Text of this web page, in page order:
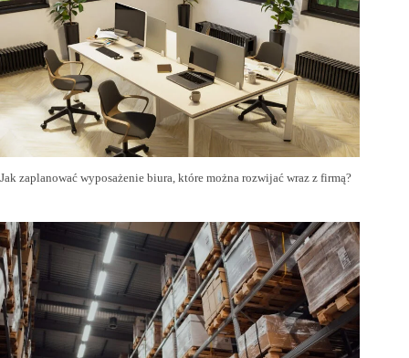
Jak zaplanować wyposażenie biura, które można rozwijać wraz z firmą?